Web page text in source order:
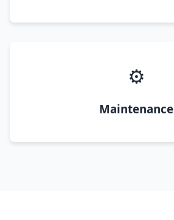
⚙️
Maintenance